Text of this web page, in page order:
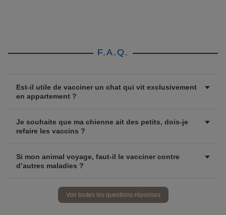
F.A.Q.
Est-il utile de vacciner un chat qui vit exclusivement
en appartement ?
Je souhaite que ma chienne ait des petits, dois-je
refaire les vaccins ?
Si mon animal voyage, faut-il le vacciner contre
d’autres maladies ?
Voir toutes les questions-réponses